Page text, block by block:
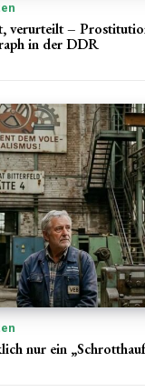
verurteilt –
in der DDR
nur ein